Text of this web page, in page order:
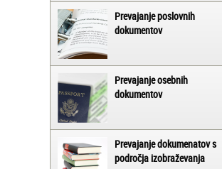
Prevajanje poslovnih
dokumentov
Prevajanje osebnih
dokumentov
Prevajanje dokumenatov s
področja izobraževanja